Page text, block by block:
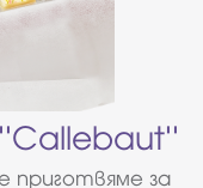
приготвяме за